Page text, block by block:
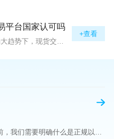
平台国家认可吗
+查看